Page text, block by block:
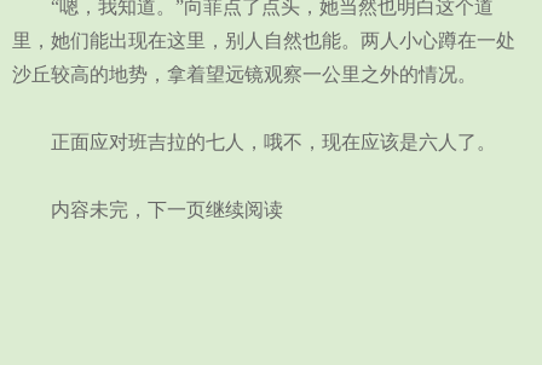
“嗯，我知道。”向菲点了点头，她当然也明白这个道
里，她们能出现在这里，别人自然也能。两人小心蹲在一处
沙丘较高的地势，拿着望远镜观察一公里之外的情况。
正面应对班吉拉的七人，哦不，现在应该是六人了。
内容未完，下一页继续阅读